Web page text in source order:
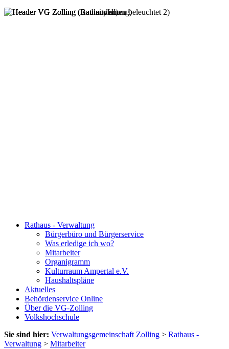
Rathaus - Verwaltung
Bürgerbüro und Bürgerservice
Was erledige ich wo?
Mitarbeiter
Organigramm
Kulturraum Ampertal e.V.
Haushaltspläne
Aktuelles
Behördenservice Online
Über die VG-Zolling
Volkshochschule
Sie sind hier: Verwaltungsgemeinschaft Zolling > Rathaus -
Verwaltung > Mitarbeiter